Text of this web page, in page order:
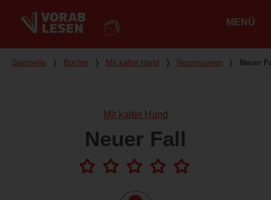
MENÜ
Du bist hier
Startseite ❭ Bücher ❭ Mit kalter Hand ❭ Rezensionen ❭ Neuer
Mit kalter Hand
Neuer Fall